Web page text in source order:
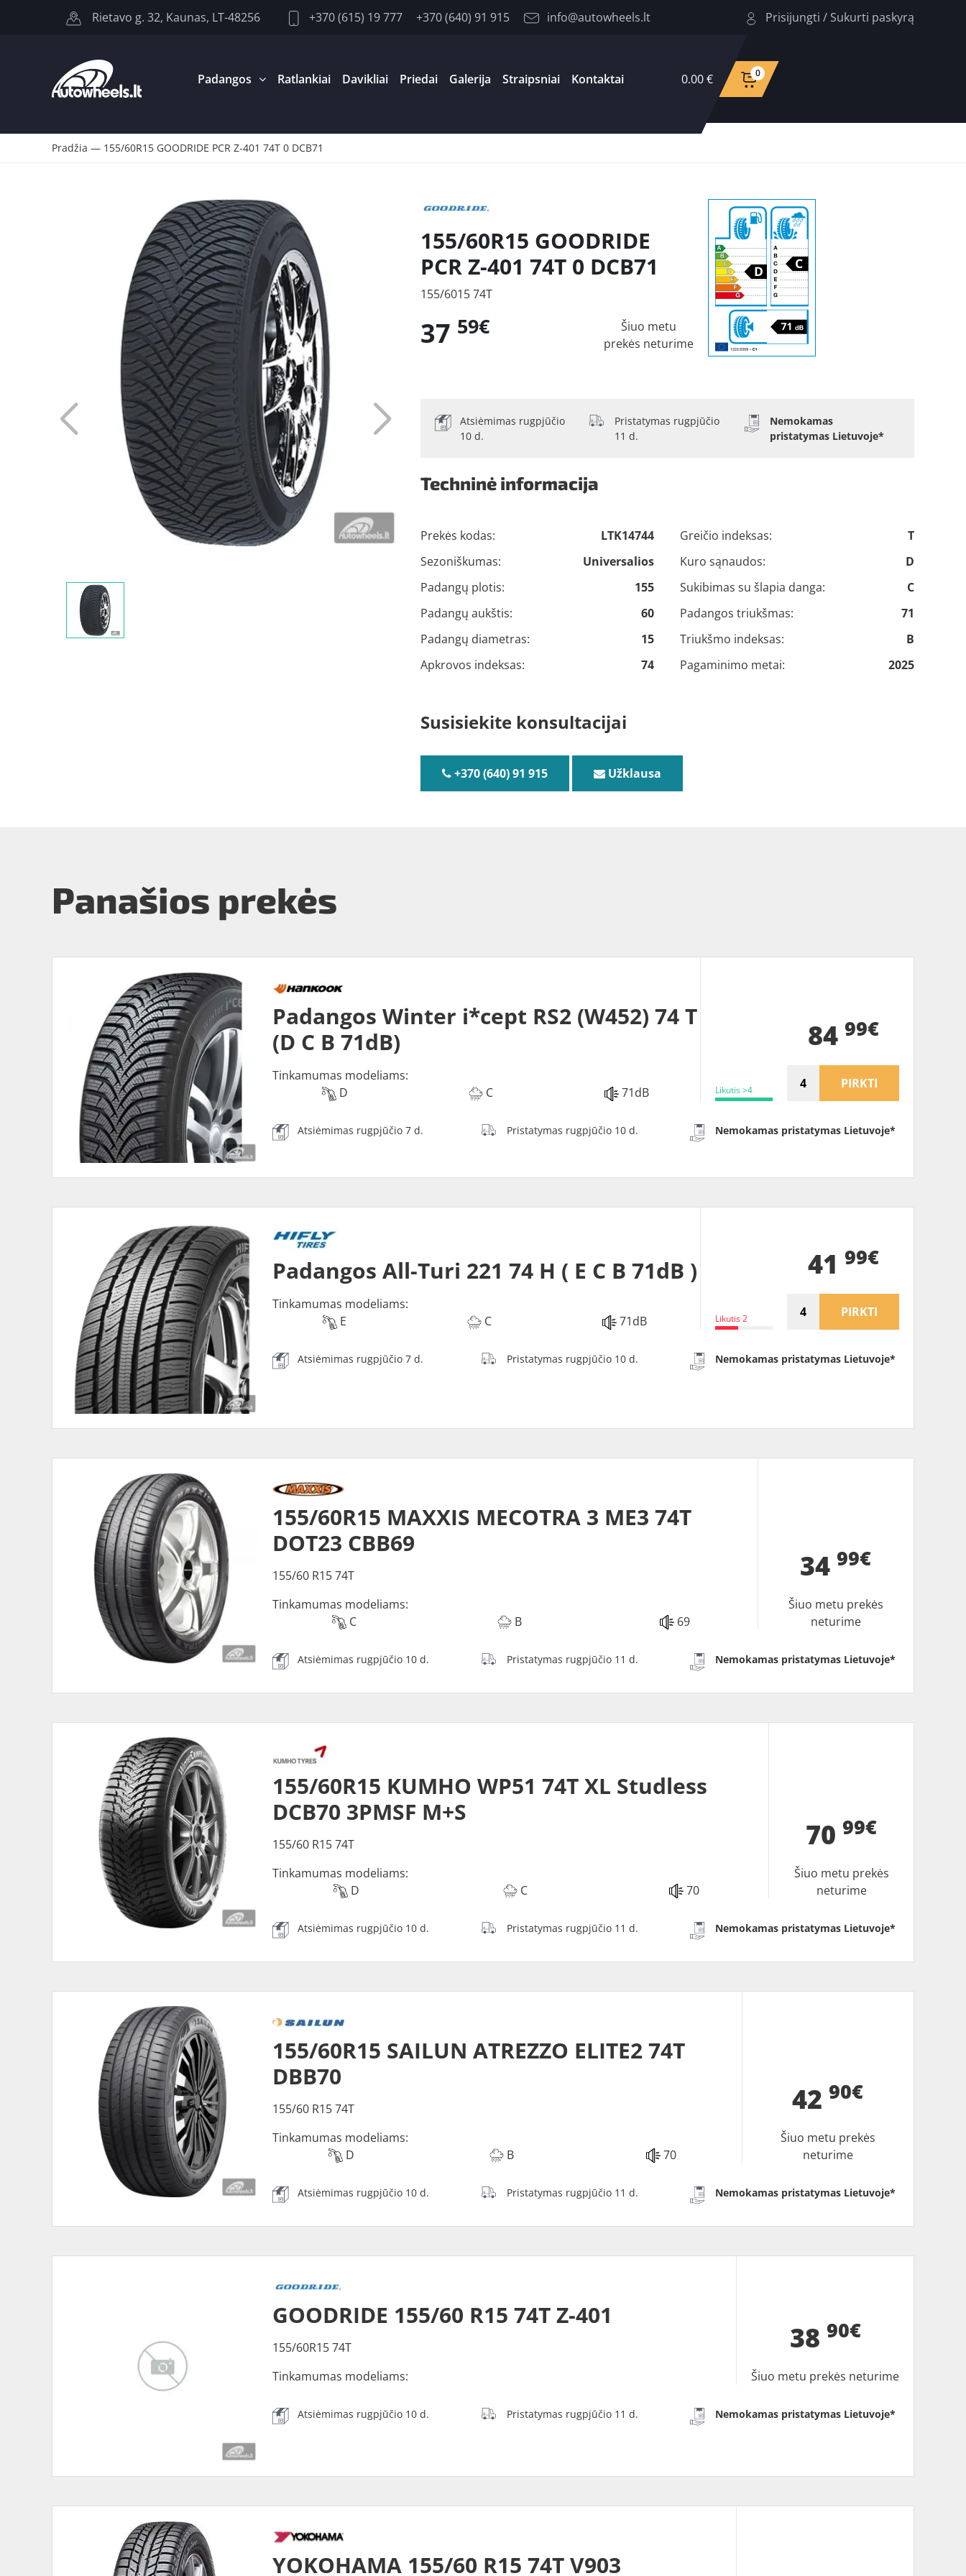
Rietavo g. 32, Kaunas, LT-48256 +370 (615) 19 777 +370 (640) 91 915 info@autowheels.lt Prisijungti / Sukurti paskyrą
Padangos Ratlankiai Davikliai Priedai Galerija Straipsniai Kontaktai 0.00 € 0
Pradžia — 155/60R15 GOODRIDE PCR Z-401 74T 0 DCB71
155/60R15 GOODRIDE
PCR Z-401 74T 0 DCB71
155/6015 74T
37 59€
Šiuo metu
prekės neturime
Atsiėmimas rugpjūčio
10 d.
Pristatymas rugpjūčio
11 d.
Nemokamas
pristatymas Lietuvoje*
Techninė informacija
Prekės kodas:
LTK14744
Sezoniškumas:
Universalios
Padangų plotis:
155
Padangų aukštis:
60
Padangų diametras:
15
Apkrovos indeksas:
74
Greičio indeksas:
T
Kuro sąnaudos:
D
Sukibimas su šlapia danga:
C
Padangos triukšmas:
71
Triukšmo indeksas:
B
Pagaminimo metai:
2025
Susisiekite konsultacijai
+370 (640) 91 915 Užklausa
Panašios prekės
Padangos Winter i*cept RS2 (W452) 74 T
(D C B 71dB)
Tinkamumas modeliams:
D
C 71dB Likutis >4
84 99€
PIRKTI
Atsiėmimas rugpjūčio 7 d. Pristatymas rugpjūčio 10 d. Nemokamas pristatymas Lietuvoje*
Padangos All-Turi 221 74 H ( E C B 71dB )
Tinkamumas modeliams:
E
C 71dB Likutis 2
41 99€
PIRKTI
Atsiėmimas rugpjūčio 7 d. Pristatymas rugpjūčio 10 d. Nemokamas pristatymas Lietuvoje*
155/60R15 MAXXIS MECOTRA 3 ME3 74T
DOT23 CBB69
155/60 R15 74T
Tinkamumas modeliams:
C
B 69
3499€
Šiuo metu prekės
neturime
Atsiėmimas rugpjūčio 10 d. Pristatymas rugpjūčio 11 d. Nemokamas pristatymas Lietuvoje*
155/60R15 KUMHO WP51 74T XL Studless
DCB70 3PMSF M+S
155/60 R15 74T
Tinkamumas modeliams:
D
C 70
7099€
Šiuo metu prekės
neturime
Atsiėmimas rugpjūčio 10 d. Pristatymas rugpjūčio 11 d. Nemokamas pristatymas Lietuvoje*
155/60R15 SAILUN ATREZZO ELITE2 74T
DBB70
155/60 R15 74T
Tinkamumas modeliams:
D
B 70
4290€
Šiuo metu prekės
neturime
Atsiėmimas rugpjūčio 10 d. Pristatymas rugpjūčio 11 d. Nemokamas pristatymas Lietuvoje*
GOODRIDE 155/60 R15 74T Z-401
155/60R15 74T
Tinkamumas modeliams:
38 90€
Šiuo metu prekės neturime
Atsiėmimas rugpjūčio 10 d. Pristatymas rugpjūčio 11 d. Nemokamas pristatymas Lietuvoje*
YOKOHAMA 155/60 R15 74T V903